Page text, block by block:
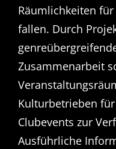
Räumlichkeiten
fallen. Durch
Zusammenarbeit
Kulturbetrieben
Clubevents zur
Ausführliche